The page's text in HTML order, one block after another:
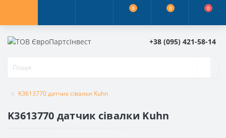
0 0 0
+38 (095) 421-58-14
K3613770 датчик сівалки Kuhn
K3613770 датчик сівалки Kuhn